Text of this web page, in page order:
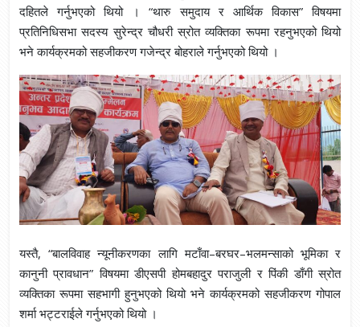
दहितले गर्नुभएको थियो । “थारु समुदाय र आर्थिक विकास” विषयमा
प्रतिनिधिसभा सदस्य सुरेन्द्र चौधरी स्रोत व्यक्तिका रूपमा रहनुभएको थियो
भने कार्यक्रमको सहजीकरण गजेन्द्र बोहराले गर्नुभएको थियो ।
यस्तै, “बालविवाह न्यूनीकरणका लागि मटाँवा–बरघर–भलमन्साको भूमिका र
कानुनी प्रावधान” विषयमा डीएसपी होमबहादुर पराजुली र पिंकी डाँगी स्रोत
व्यक्तिका रूपमा सहभागी हुनुभएको थियो भने कार्यक्रमको सहजीकरण गोपाल
शर्मा भट्टराईले गर्नुभएको थियो ।